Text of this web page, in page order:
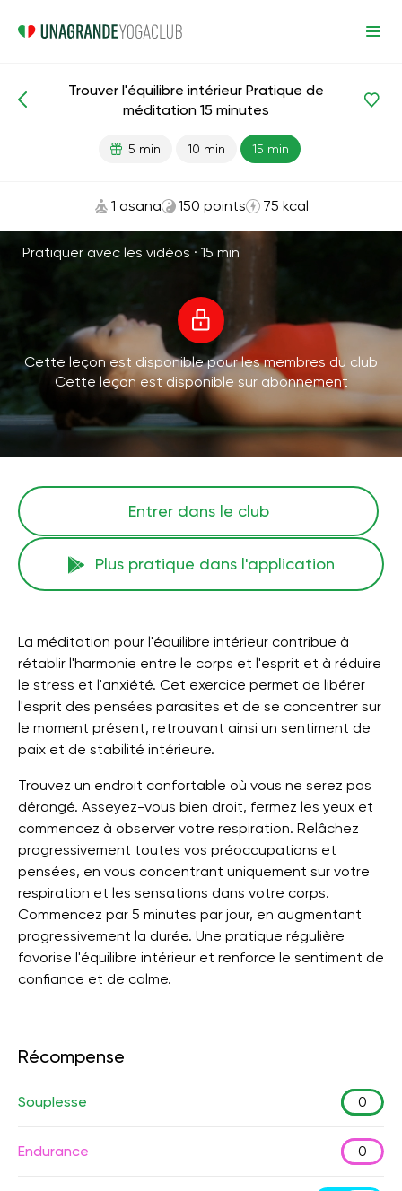
Méditations et respiration Équilibre
Trouver l'équilibre intérieur Pratique de
méditation 15 minutes
5 min 10 min 15 min
1 asana 150 points 75 kcal
Pratiquer avec les vidéos · 15 min
Cette leçon est disponible pour les membres du club
Cette leçon est disponible sur abonnement
Entrer dans le club
Plus pratique dans l'application
La méditation pour l'équilibre intérieur contribue à
rétablir l'harmonie entre le corps et l'esprit et à réduire
le stress et l'anxiété. Cet exercice permet de libérer
l'esprit des pensées parasites et de se concentrer sur
le moment présent, retrouvant ainsi un sentiment de
paix et de stabilité intérieure.
Trouvez un endroit confortable où vous ne serez pas
dérangé. Asseyez-vous bien droit, fermez les yeux et
commencez à observer votre respiration. Relâchez
progressivement toutes vos préoccupations et
pensées, en vous concentrant uniquement sur votre
respiration et les sensations dans votre corps.
Commencez par 5 minutes par jour, en augmentant
progressivement la durée. Une pratique régulière
favorise l'équilibre intérieur et renforce le sentiment de
confiance et de calme.
Récompense
Souplesse 0
Endurance 0